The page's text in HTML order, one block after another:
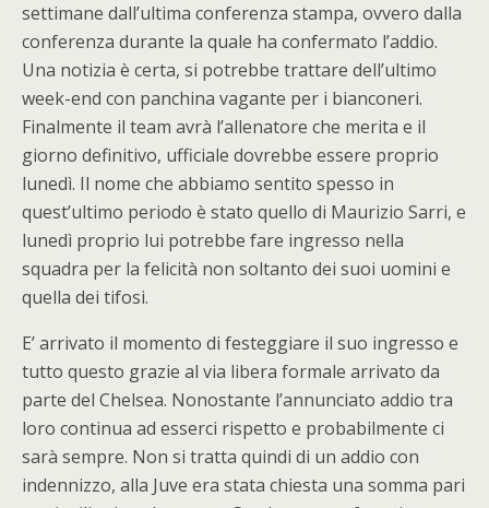
settimane dall’ultima conferenza stampa, ovvero dalla
conferenza durante la quale ha confermato l’addio.
Una notizia è certa, si potrebbe trattare dell’ultimo
week-end con panchina vagante per i bianconeri.
Finalmente il team avrà l’allenatore che merita e il
giorno definitivo, ufficiale dovrebbe essere proprio
lunedì. Il nome che abbiamo sentito spesso in
quest’ultimo periodo è stato quello di Maurizio Sarri, e
lunedì proprio lui potrebbe fare ingresso nella
squadra per la felicità non soltanto dei suoi uomini e
quella dei tifosi.
E’ arrivato il momento di festeggiare il suo ingresso e
tutto questo grazie al via libera formale arrivato da
parte del Chelsea. Nonostante l’annunciato addio tra
loro continua ad esserci rispetto e probabilmente ci
sarà sempre. Non si tratta quindi di un addio con
indennizzo, alla Juve era stata chiesta una somma pari